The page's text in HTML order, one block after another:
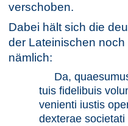
verschoben.
Dabei hält sich die
der Lateinischen
nämlich:
Da,
tuis fidelibuis
venienti iustis
dexterae